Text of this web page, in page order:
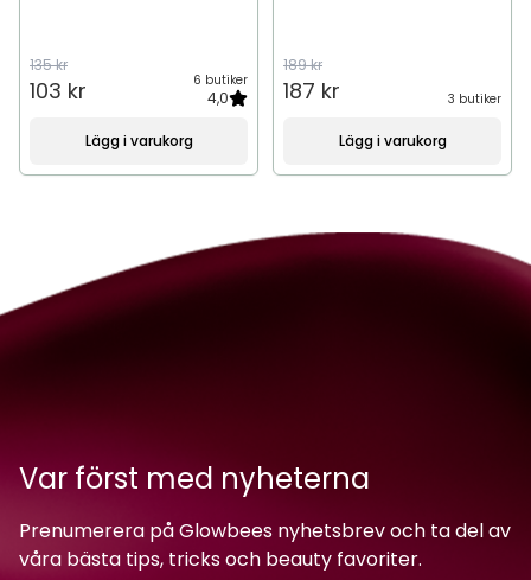
135 kr
103 kr 6 butiker
4,0
Lägg i varukorg
189 kr
187 kr 3 butiker
Lägg i varukorg
Var först med nyheterna
Prenumerera på Glowbees nyhetsbrev och ta del av
våra bästa tips, tricks och beauty favoriter.